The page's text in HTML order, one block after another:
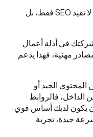
رابعًا، يجلب زيارات إحالية. بعض الروابط لا تفيد SEO فقط، بل
في أدلة أعمال
مهنية، فهذا يدعم
المحتوى الجيد أو
الداخل، فالروابط
يكون لديك أساس قوي:
جيدة، تجربة